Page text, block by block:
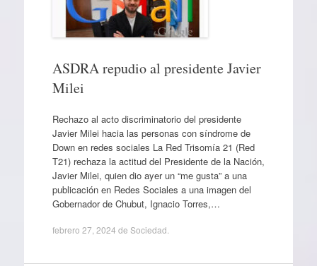
ASDRA repudio al presidente Javier
Milei
Rechazo al acto discriminatorio del presidente
Javier Milei hacia las personas con síndrome de
Down en redes sociales La Red Trisomía 21 (Red
T21) rechaza la actitud del Presidente de la Nación,
Javier Milei, quien dio ayer un “me gusta” a una
publicación en Redes Sociales a una imagen del
Gobernador de Chubut, Ignacio Torres,…
febrero 27, 2024 de Sociedad